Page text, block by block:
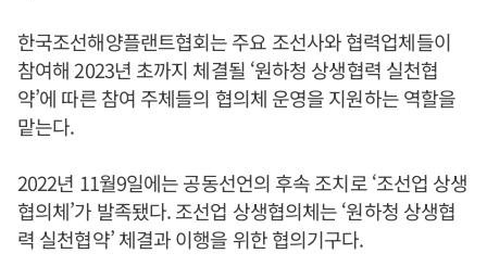
한국조선해양플랜트협회는 주요 조선사와 협력업체들이
참여해 2023년 초까지 체결될 ‘원하청 상생협력 실천협
약’에 따른 참여 주체들의 협의체 운영을 지원하는 역할을
맡는다.
2022년 11월9일에는 공동선언의 후속 조치로 ‘조선업 상생
협의체’가 발족됐다. 조선업 상생협의체는 ‘원하청 상생협
력 실천협약’ 체결과 이행을 위한 협의기구다.